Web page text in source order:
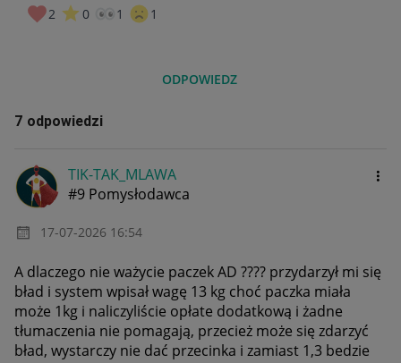
2 0 1 1
ODPOWIEDZ
7 odpowiedzi
TIK-TAK_MLAWA
#9 Pomysłodawca
‎17-07-2026 16:54
A dlaczego nie ważycie paczek AD ???? przydarzył mi się
bład i system wpisał wagę 13 kg choć paczka miała
może 1kg i naliczyliście opłate dodatkową i żadne
tłumaczenia nie pomagają, przecież może się zdarzyć
bład, wystarczy nie dać przecinka i zamiast 1,3 bedzie